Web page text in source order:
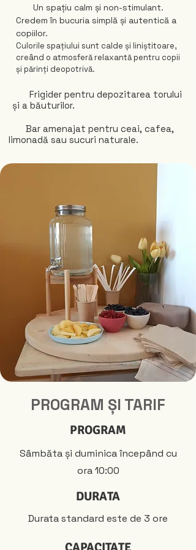
Un spațiu calm și non-stimulant.
Credem în bucuria simplă și autentică a
copiilor.
Culorile spațiului sunt calde și liniștitoare,
creând o atmosferă relaxantă pentru copii
și părinți deopotrivă.
Frigider pentru depozitarea torului
și a băuturilor.
Bar amenajat pentru ceai, cafea,
limonadă sau sucuri naturale.
PROGRAM ȘI TARIF
PROGRAM
Sâmbăta și duminica începând cu
ora 10:00
DURATA
Durata standard este de 3 ore